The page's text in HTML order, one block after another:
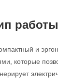
и
которые